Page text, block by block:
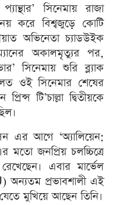
সিনেমায় রাজা
করে বিশ্বজুড়ে কোটি
অভিনেতা চ্যাডউইক
অকালমৃত্যুর পর,
সিনেমায় শুরি ব্ল্যাক
ওই সিনেমার শেষের
টি’চাল্লা দ্বিতীয়কে
এর আগে ‘অ্যালিয়েন:
জনপ্রিয় চলচ্চিত্রে
এবার মার্ভেল
অন্যতম প্রভাবশালী এই
মুখিয়ে আছেন তিনি।